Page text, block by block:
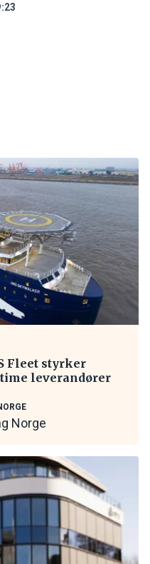
Fleet styrker
leverandører
Norge